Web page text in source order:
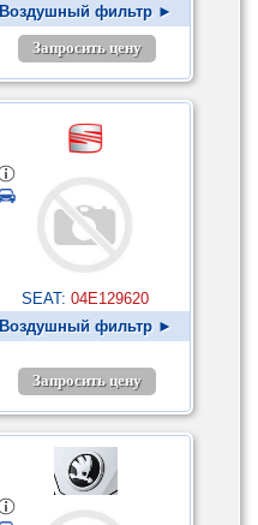
Воздушный фильтр ►
Запросить цену
SEAT: 04E129620
Воздушный фильтр ►
Запросить цену